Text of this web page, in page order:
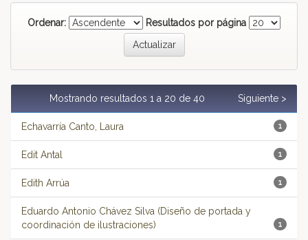
Ordenar: Resultados por página
Mostrando resultados 1 a 20 de 40 Siguiente >
Echavarría Canto, Laura 1
Edit Antal 1
Edith Arrúa 1
Eduardo Antonio Chávez Silva (Diseño de portada y
coordinación de ilustraciones)
1